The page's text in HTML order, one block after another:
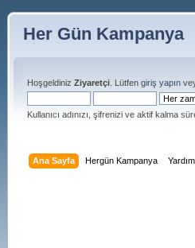
Her Gün Kampanya
Hoşgeldiniz Ziyaretçi . Lütfen giriş yapın
Kullanıcı adınızı, şifrenizi ve aktif kalma
Ana Sayfa Hergün Kampanya Yardım